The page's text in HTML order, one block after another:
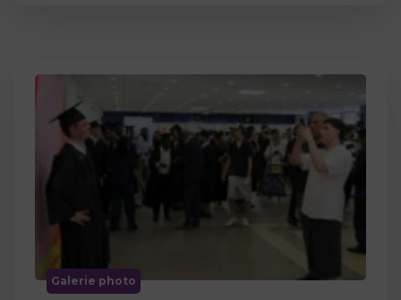
Galerie photo